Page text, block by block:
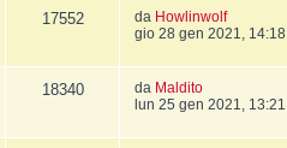
17552 da Howlinwolf
gio 28 gen 2021, 14:18
18340 da Maldito
lun 25 gen 2021, 13:21